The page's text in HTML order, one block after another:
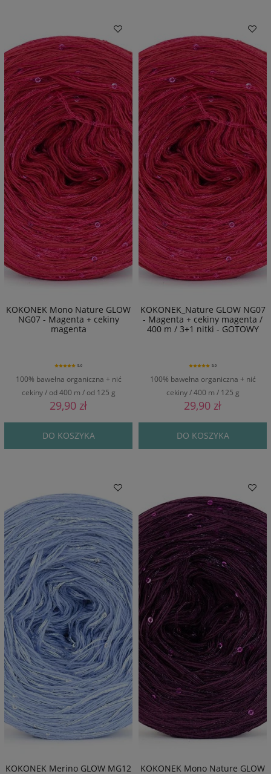
KOKONEK Mono Nature GLOW
NG07 - Magenta + cekiny
magenta
100% bawełna organiczna + nić
cekiny / od 400 m / od 125 g
5.0
29,90 zł
DO KOSZYKA
KOKONEK_Nature GLOW NG07
- Magenta + cekiny magenta /
400 m / 3+1 nitki - GOTOWY
100% bawełna organiczna + nić
cekiny / 400 m / 125 g
5.0
29,90 zł
DO KOSZYKA
KOKONEK Merino GLOW MG12
KOKONEK Mono Nature GLOW